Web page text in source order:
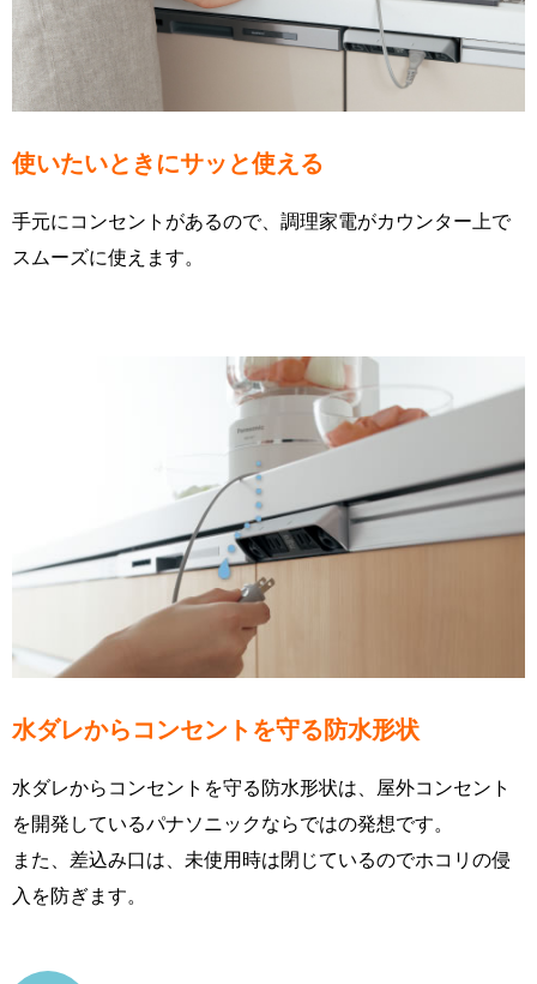
使いたいときにサッと使える
手元にコンセントがあるので、調理家電がカウンター上で
スムーズに使えます。
水ダレからコンセントを守る防水形状
水ダレからコンセントを守る防水形状は、屋外コンセント
を開発しているパナソニックならではの発想です。
また、差込み口は、未使用時は閉じているのでホコリの侵
入を防ぎます。